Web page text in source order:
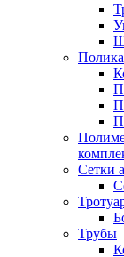
Сетки
Трубы